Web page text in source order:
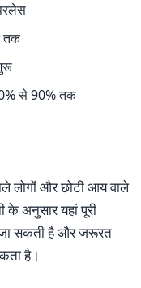
तक
से 90% तक
लोगों और छोटी आय वाले
के अनुसार यहां पूरी
जा सकती है और जरूरत
है।